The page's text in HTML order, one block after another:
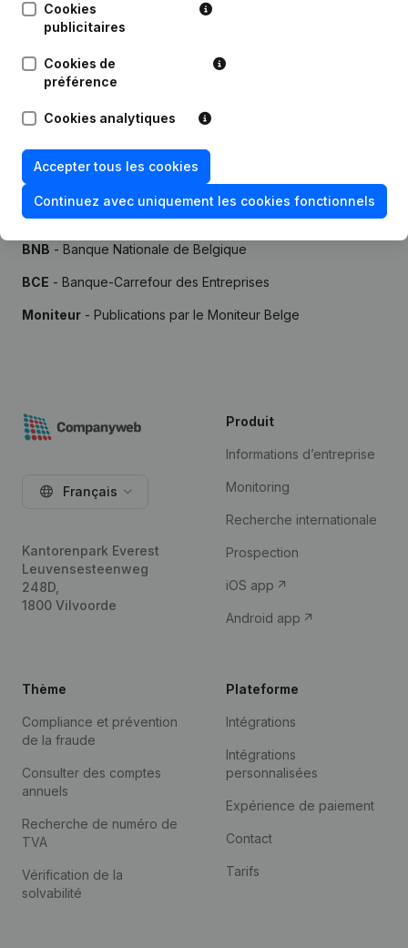
importants
Essayer gratuitement Découvrir plus
Essai gratuit de 7 jours, aucune carte de crédit requise.
Sources
BNB - Banque Nationale de Belgique
BCE - Banque-Carrefour des Entreprises
Moniteur - Publications par le Moniteur Belge
Cookies
publicitaires
Cookies de
préférence
Cookies analytiques
Accepter tous les cookies
Continuez avec uniquement les cookies fonctionnels
Français
Kantorenpark Everest
Leuvensesteenweg
248D,
1800 Vilvoorde
Produit
Informations d’entreprise
Monitoring
Recherche internationale
Prospection
iOS app
Android app
Thème
Compliance et prévention
de la fraude
Consulter des comptes
annuels
Recherche de numéro de
TVA
Vérification de la
solvabilité
Plateforme
Intégrations
Intégrations
personnalisées
Expérience de paiement
Contact
Tarifs